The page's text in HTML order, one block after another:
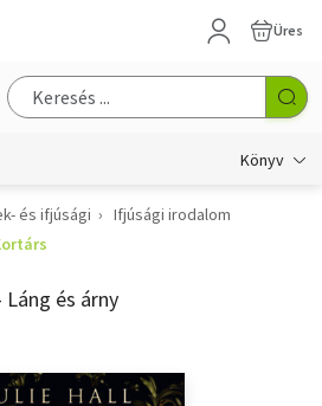
Üres
Könyv
és ifjúsági
Ifjúsági irodalom
és árny